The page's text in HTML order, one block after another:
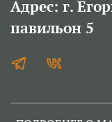
Адрес: г.
павильон 5